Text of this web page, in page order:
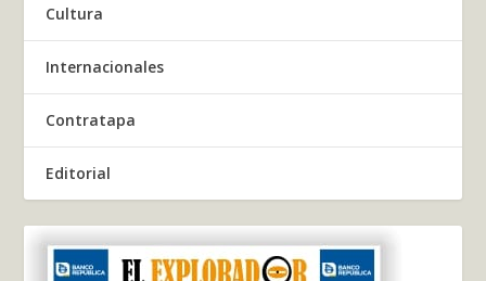
Cultura
Internacionales
Contratapa
Editorial